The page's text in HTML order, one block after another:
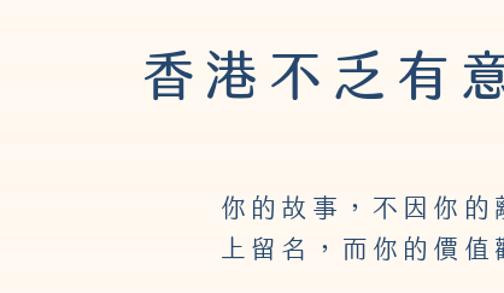
香港不乏有
你的故事，不因你
上留名，而你的價